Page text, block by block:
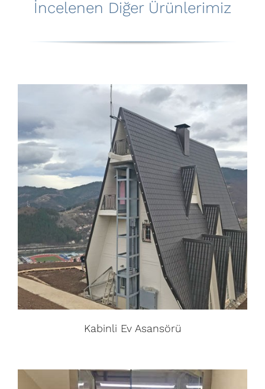
İncelenen Diğer Ürünlerimiz
Kabinli Ev Asansörü